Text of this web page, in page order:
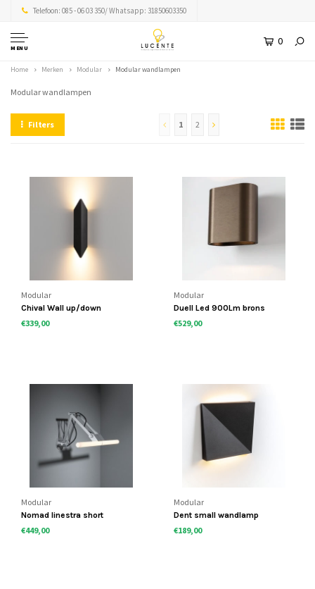
Telefoon: 085 - 06 03 350/ Whatsapp: 31850603350
MENU
0
Home Merken Modular Modular wandlampen
Modular wandlampen
Filters 1 2
Modular
Chival Wall up/down
€339,00
Modular
Duell Led 900Lm brons
€529,00
Modular
Nomad linestra short
€449,00
Modular
Dent small wandlamp
€189,00